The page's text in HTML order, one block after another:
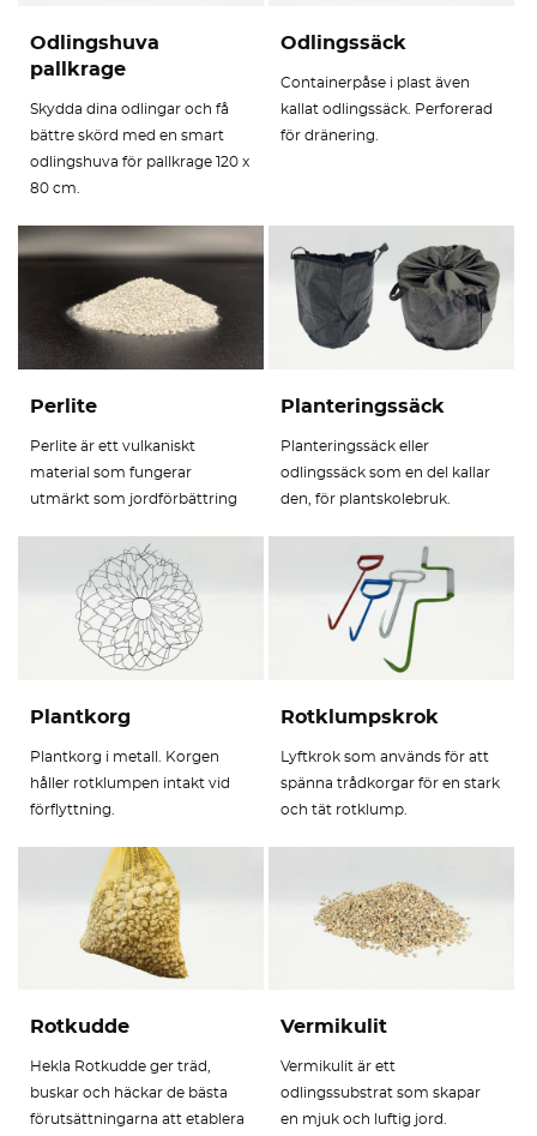
Odlingshuva
pallkrage
Skydda dina odlingar och få
bättre skörd med en smart
odlingshuva för pallkrage 120 x
80 cm.
Odlingssäck
Containerpåse i plast även
kallat odlingssäck. Perforerad
för dränering.
Perlite
Perlite är ett vulkaniskt
material som fungerar
utmärkt som jordförbättring
Planteringssäck
Planteringssäck eller
odlingssäck som en del kallar
den, för plantskolebruk.
Plantkorg
Plantkorg i metall. Korgen
håller rotklumpen intakt vid
förflyttning.
Rotklumpskrok
Lyftkrok som används för att
spänna trådkorgar för en stark
och tät rotklump.
Rotkudde
Hekla Rotkudde ger träd,
buskar och häckar de bästa
förutsättningarna att etablera
Vermikulit
Vermikulit är ett
odlingssubstrat som skapar
en mjuk och luftig jord.